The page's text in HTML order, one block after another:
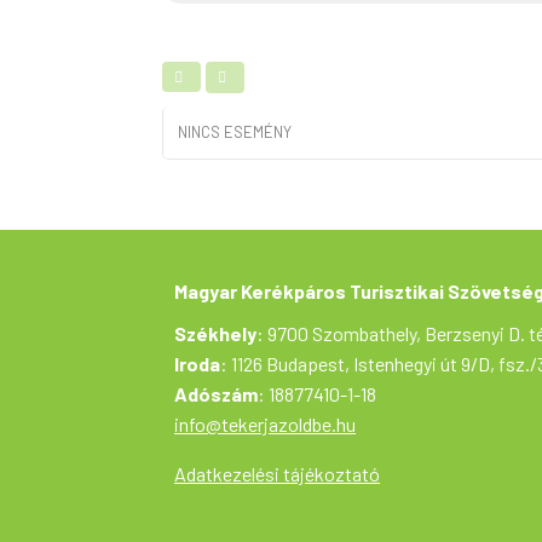
NINCS ESEMÉNY
Magyar Kerékpáros Turisztikai
Székhely: 9700 Szombathely, Berzsenyi D.
Iroda: 1126 Budapest, Istenhegyi út 9/D, fsz./
Adószám: 18877410-1-18
info@tekerjazoldbe.hu
Adatkezelési tájékoztató